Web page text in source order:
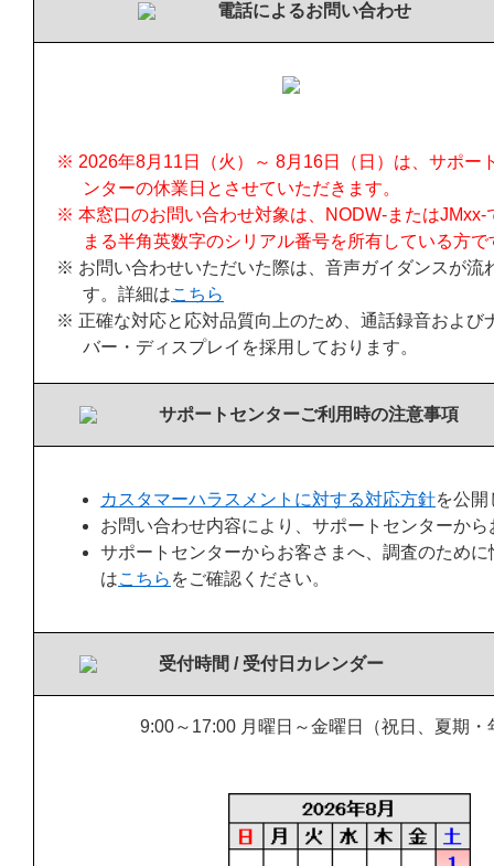
電話によるお問い合わせ
※ 2026年8月11日（火）～ 8月16日（日）は、サポー
ンターの休業日とさせていただきます。
※ 本窓口のお問い合わせ対象は、NODW-またはJMxx-
まる半角英数字のシリアル番号を所有している方で
※ お問い合わせいただいた際は、音声ガイダンスが流
す。詳細はこちら
※ 正確な対応と応対品質向上のため、通話録音および
バー・ディスプレイを採用しております。
サポートセンターご利用時の注意事項
カスタマーハラスメントに対する対応方針を公開
お問い合わせ内容により、サポートセンターか
サポートセンターからお客さまへ、調査のため
はこちら をご確認ください。
受付時間 / 受付日カレンダー
9:00～17:00 月曜日～金曜日（祝日、夏期